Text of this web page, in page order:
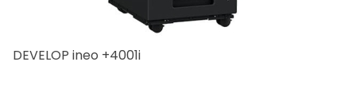
DEVELOP ineo +4001i